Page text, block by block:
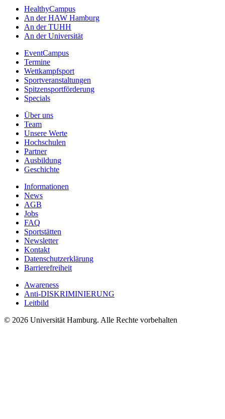
HealthyCampus
An der HAW Hamburg
An der TUHH
An der Universität
EventCampus
Termine
Wettkampfsport
Sportveranstaltungen
Spitzensportförderung
Specials
Über uns
Team
Unsere Werte
Hochschulen
Partner
Ausbildung
Geschichte
Informationen
News
AGB
Jobs
FAQ
Sportstätten
Newsletter
Kontakt
Datenschutzerklärung
Barrierefreiheit
Awareness
Anti-DISKRIMINIERUNG
Leitbild
© 2026 Universität Hamburg. Alle Rechte vorbehalten